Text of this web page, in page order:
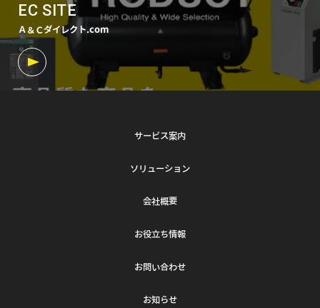
EC SITE
Ａ＆Ｃダイレクト.com
サービス案内
ソリューション
会社概要
お役立ち情報
お問い合わせ
お知らせ